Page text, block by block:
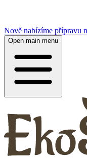
Nově nabízíme přípravu
Open main menu